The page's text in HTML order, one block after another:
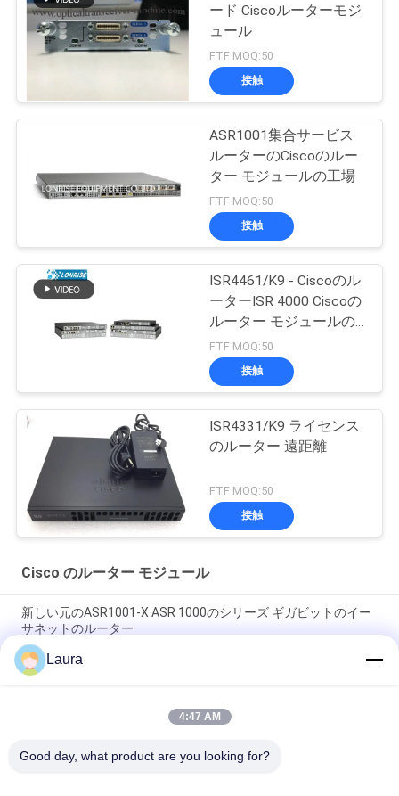
ード Ciscoルーターモジ
ュール
FTF MOQ:50
接触
ASR1001集合サービス
ルーターのCiscoのルー
ター モジュールの工場
FTF MOQ:50
接触
ISR4461/K9 - Ciscoのル
ーターISR 4000 Ciscoの
ルーター モジュールの
工場
FTF MOQ:50
接触
ISR4331/K9 ライセンス
のルーター 遠距離
FTF MOQ:50
接触
Cisco のルーター モジュール
新しい元のASR1001-X ASR 1000のシリーズ ギガビットのイー
サネットのルーター
C9300 - NM -2Q =触媒9300 2 X 40GEネットワーク モジュールの
スペアー
ISR 4221 Ciscoのルーター モジュール2GE 4GのドラムのWifiの
Laura
4:47 AM
Good day, what product are you looking for?